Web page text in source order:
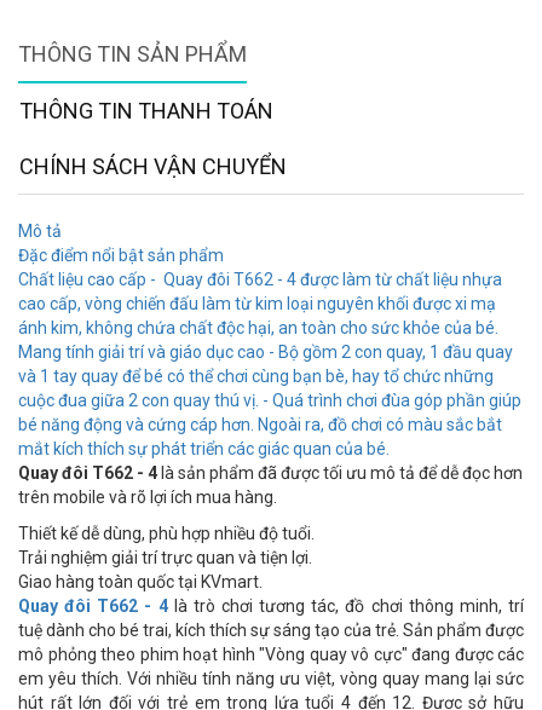
THÔNG TIN SẢN PHẨM
THÔNG TIN THANH TOÁN
CHÍNH SÁCH VẬN CHUYỂN
Mô tả
Đặc điểm nổi bật sản phẩm
Chất liệu cao cấp - Quay đôi T662 - 4 được làm từ chất liệu nhựa
cao cấp, vòng chiến đấu làm từ kim loại nguyên khối được xi mạ
ánh kim, không chứa chất độc hại, an toàn cho sức khỏe của bé.
Mang tính giải trí và giáo dục cao - Bộ gồm 2 con quay, 1 đầu quay
và 1 tay quay để bé có thể chơi cùng bạn bè, hay tổ chức những
cuộc đua giữa 2 con quay thú vị. - Quá trình chơi đùa góp phần giúp
bé năng động và cứng cáp hơn. Ngoài ra, đồ chơi có màu sắc bắt
mắt kích thích sự phát triển các giác quan của bé.
Quay đôi T662 - 4 là sản phẩm đã được tối ưu mô tả để dễ đọc hơn
trên mobile và rõ lợi ích mua hàng.
Thiết kế dễ dùng, phù hợp nhiều độ tuổi.
Trải nghiệm giải trí trực quan và tiện lợi.
Giao hàng toàn quốc tại KVmart.
Quay đôi T662 - 4là trò chơi tương tác, đồ chơi thông minh, trí
tuệ dành cho bé trai, kích thích sự sáng tạo của trẻ. Sản phẩm được
mô phỏng theo phim hoạt hình "Vòng quay vô cực" đang được các
em yêu thích. Với nhiều tính năng ưu việt, vòng quay mang lại sức
hút rất lớn đối với trẻ em trong lứa tuổi 4 đến 12. Được sở hữu